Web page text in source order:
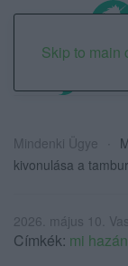
Skip to main
Mindenki Ügye
kivonulása a
2026. május 10.
Címkék: mi